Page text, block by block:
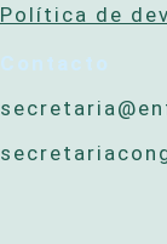
Política de
Contacto